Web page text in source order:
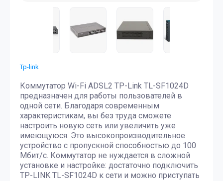
Tp-link
Коммутатор Wi-Fi ADSL2 TP-Link TL-SF1024D
предназначен для работы пользователей в
одной сети. Благодаря современным
характеристикам, вы без труда сможете
настроить новую сеть или увеличить уже
имеющуюся. Это высокопроизводительное
устройство с пропускной способностью до 100
Мбит/с. Коммутатор не нуждается в сложной
установке и настройке: достаточно подключить
TP-LINK TL-SF1024D к сети и можно приступать